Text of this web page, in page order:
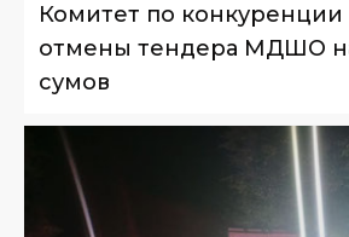
Комитет по конкуренции
отмены тендера МДШО
сумов